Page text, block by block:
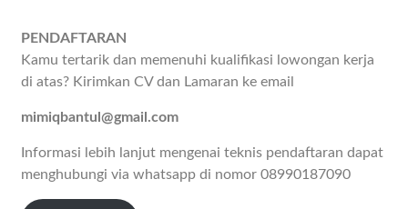
PENDAFTARAN
Kamu tertarik dan memenuhi kualifikasi lowongan kerja
di atas? Kirimkan CV dan Lamaran ke email
mimiqbantul@gmail.com
Informasi lebih lanjut mengenai teknis pendaftaran dapat
menghubungi via whatsapp di nomor 08990187090